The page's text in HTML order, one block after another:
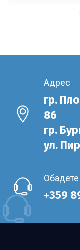
Адрес
гр.
86
гр.
ул.
+359